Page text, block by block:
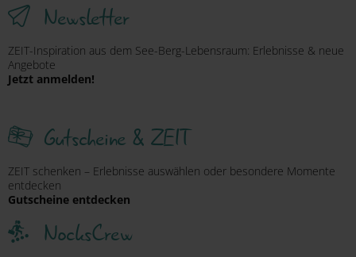
Newsletter
ZEIT-Inspiration aus dem See-Berg-Lebensraum: Erlebnisse & neue
Angebote
Jetzt anmelden!
Gutscheine & ZEIT
ZEIT schenken – Erlebnisse auswählen oder besondere Momente
entdecken
Gutscheine entdecken
NocksCrew